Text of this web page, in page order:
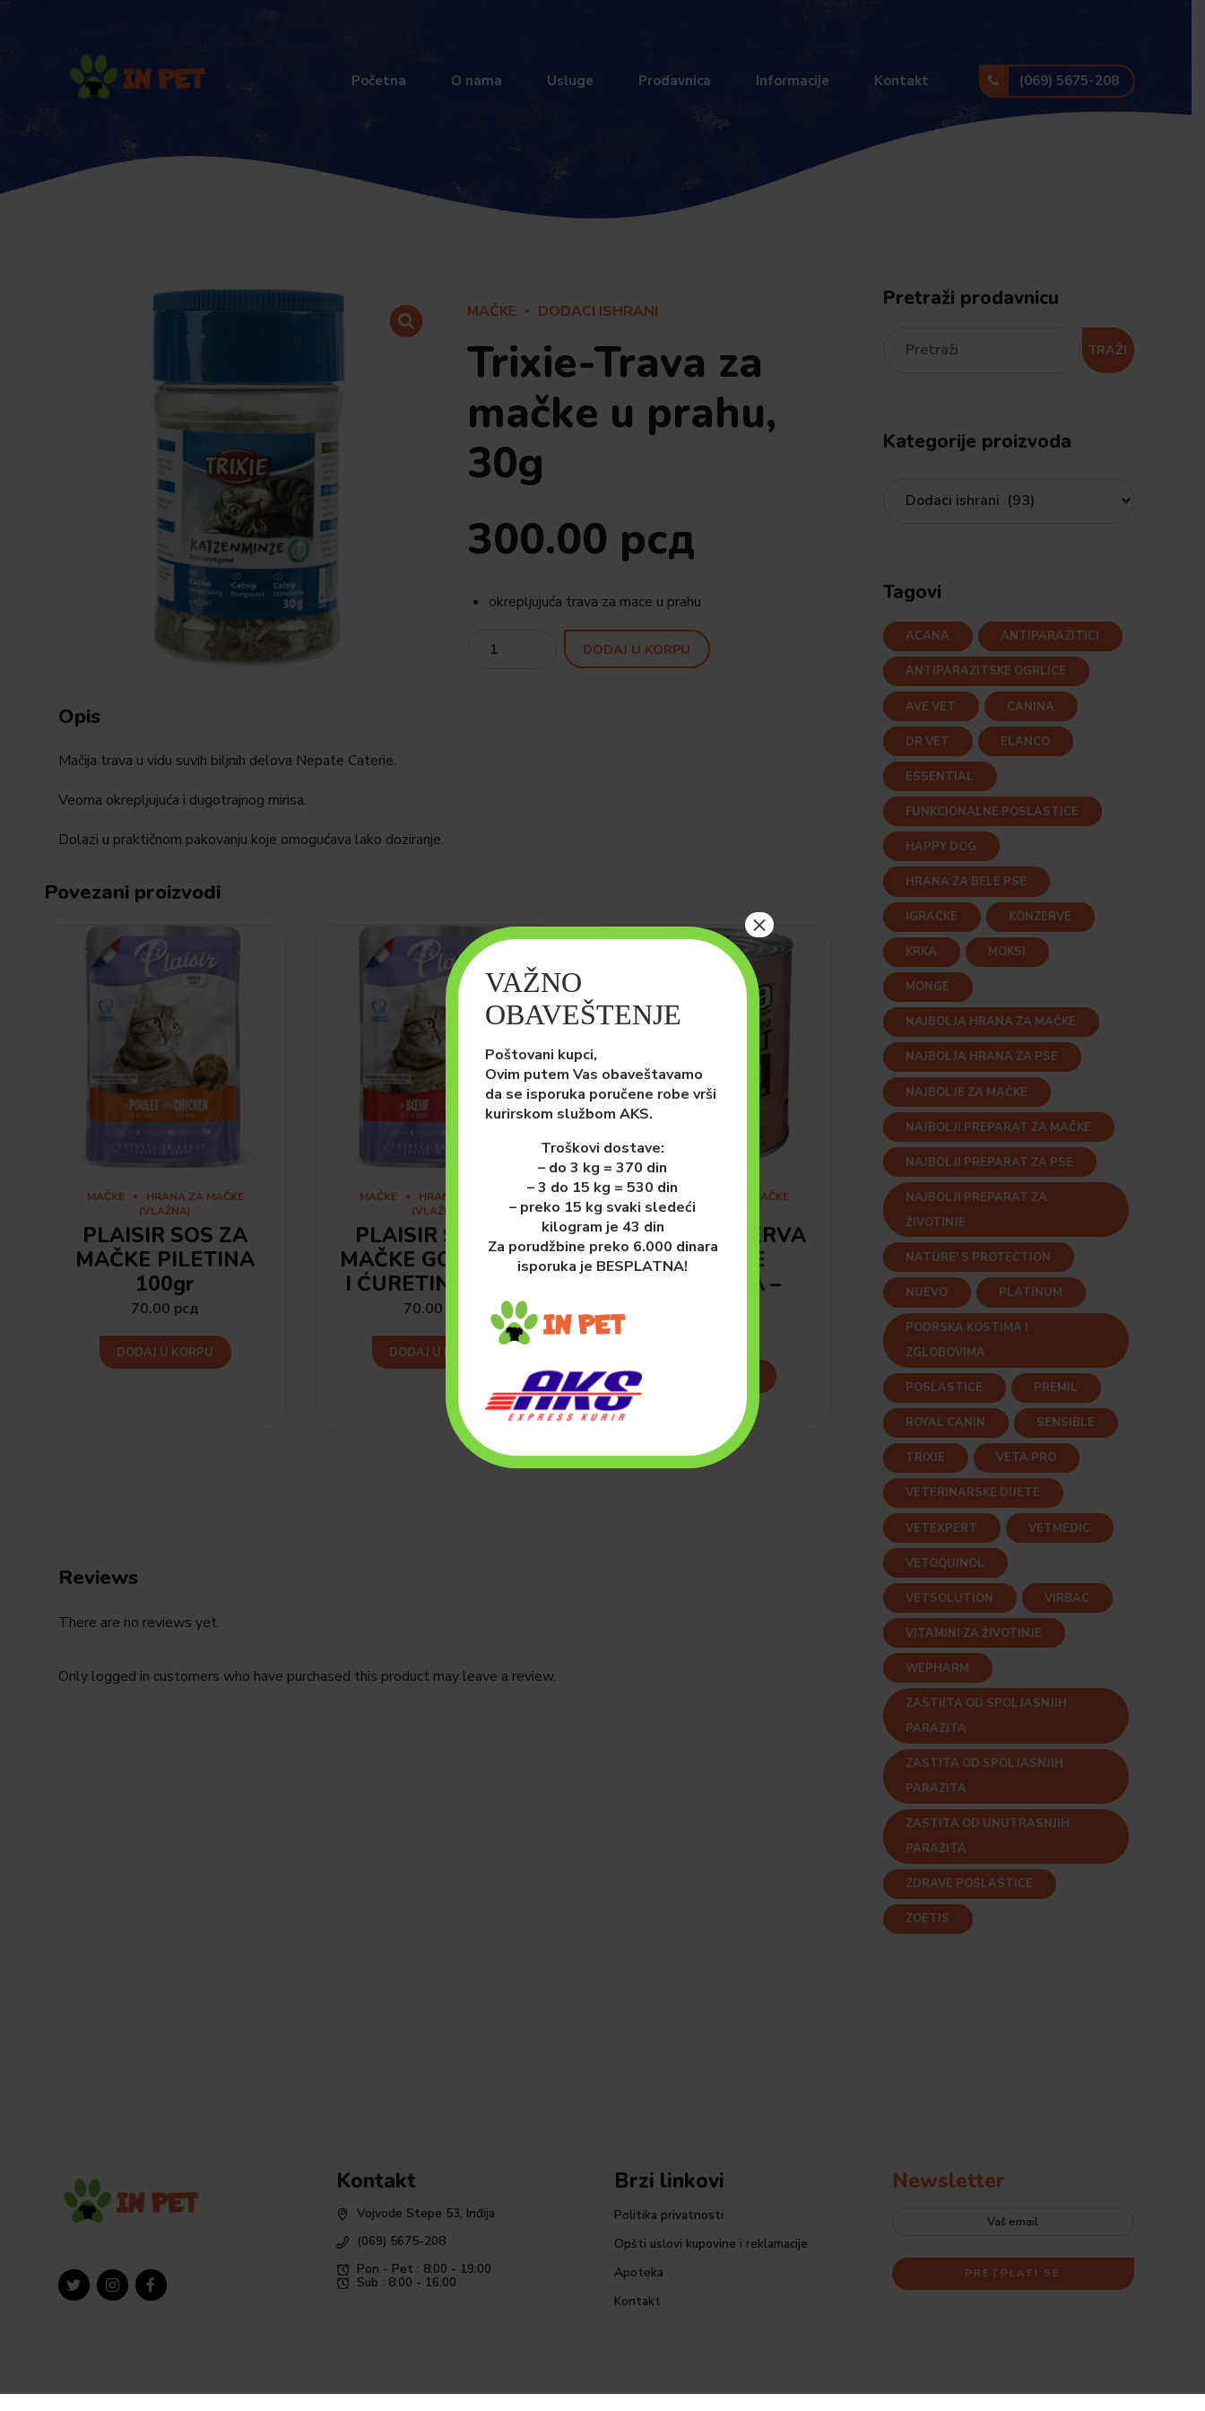
(069) 5675-208
Početna O nama Usluge Prodavnica Informacije Kontakt
MAČKE DODACI ISHRANI
Trixie-Trava za
mačke u prahu,
30g
300.00 рсд
okrepljujuća trava za mace u prahu
Quantity
DODAJ U KORPU
Opis
Mačija trava u vidu suvih biljnih delova Nepate Caterie.
Veoma okrepljujuća i dugotrajnog mirisa.
Dolazi u praktičnom pakovanju koje omogućava lako doziranje.
Povezani proizvodi
MAČKE
HRANA ZA MAČKE
(VLAŽNA)
PLAISIR SOS ZA
MAČKE PILETINA
100gr
70.00 рсд
DODAJ U KORPU
MAČKE
HRANA ZA MAČKE
(VLAŽNA)
PLAISIR SOS ZA
MAČKE GOVEDINA
I ĆURETINA 100gr
70.00
DODAJ U KORPU
MAČKE
HRANA ZA MAČKE
(VLAŽNA)
SIMBA KONZERVA
ZA MAČKE
JAGNJETINA –
Reviews
There are no reviews yet.
Only logged in customers who have purchased this product may leave a review.
Pretraži prodavnicu
TRAŽI
Kategorije proizvoda
Tagovi
ACANA ANTIPARAZITICI
ANTIPARAZITSKE OGRLICE
AVE VET CANINA
DR VET ELANCO
ESSENTIAL
FUNKCIONALNE POSLASTICE
HAPPY DOG
HRANA ZA BELE PSE
IGRACKE KONZERVE
KRKA MOKSI
MONGE
NAJBOLJA HRANA ZA MAČKE
NAJBOLJA HRANA ZA PSE
NAJBOLJE ZA MAČKE
NAJBOLJI PREPARAT ZA MAČKE
NAJBOLJI PREPARAT ZA PSE
NAJBOLJI PREPARAT ZA
ŽIVOTINJE
NATURE' S PROTECTION
NUEVO PLATINUM
PODRSKA KOSTIMA I
ZGLOBOVIMA
POSLASTICE PREMIL
ROYAL CANIN SENSIBLE
TRIXIE VETA PRO
VETERINARSKE DIJETE
VETEXPERT VETMEDIC
VETOQUINOL
VETSOLUTION VIRBAC
VITAMINI ZA ŽIVOTINJE
WEPHARM
ZASTIITA OD SPOLJASNJIH
PARAZITA
ZASTITA OD SPOLJASNJIH
PARAZITA
ZASTITA OD UNUTRASNJIH
PARAZITA
ZDRAVE POSLASTICE
ZOETIS
Kontakt
Vojvode Stepe 53, Inđija
(069) 5675-208
Pon - Pet : 8:00 - 19:00
Sub : 8:00 - 16:00
Brzi linkovi
Politika privatnosti
Opšti uslovi kupovine i reklamacije
Apoteka
Kontakt
Newsletter
VAŽNO
OBAVEŠTENJE
Poštovani kupci,
Ovim putem Vas obaveštavamo
da se isporuka poručene robe vrši
kurirskom službom AKS.
Troškovi dostave:
– do 3 kg = 370 din
– 3 do 15 kg = 530 din
– preko 15 kg svaki sledeći
kilogram je 43 din
Za porudžbine preko 6.000 dinara
isporuka je BESPLATNA!
×